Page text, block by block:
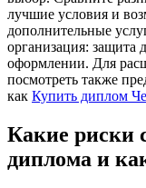
лучшие условия и
дополнительные
организация: защита
оформлении. Для
посмотреть также
как Купить диплом
Какие риски
диплома и